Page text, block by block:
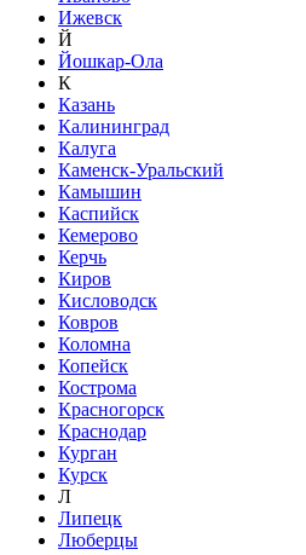
Ижевск
Й
Йошкар-Ола
К
Казань
Калининград
Калуга
Каменск-Уральский
Камышин
Каспийск
Кемерово
Керчь
Киров
Кисловодск
Ковров
Коломна
Копейск
Кострома
Красногорск
Краснодар
Курган
Курск
Л
Липецк
Люберцы